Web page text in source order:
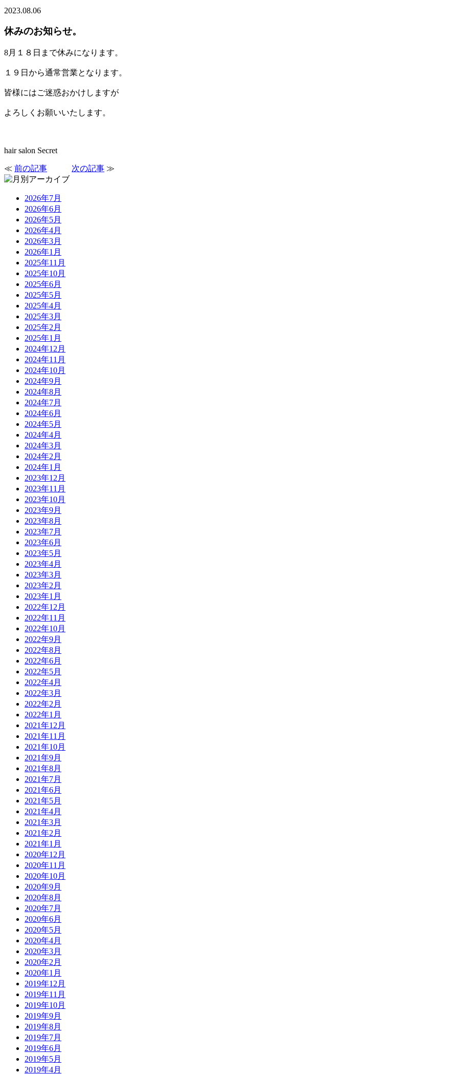
2023.08.06
休みのお知らせ。
8月１８日まで休みになります。
１９日から通常営業となります。
皆様にはご迷惑おかけしますが
よろしくお願いいたします。
hair salon Secret
≪ 前の記事 次の記事 ≫
2026年7月
2026年6月
2026年5月
2026年4月
2026年3月
2026年1月
2025年11月
2025年10月
2025年6月
2025年5月
2025年4月
2025年3月
2025年2月
2025年1月
2024年12月
2024年11月
2024年10月
2024年9月
2024年8月
2024年7月
2024年6月
2024年5月
2024年4月
2024年3月
2024年2月
2024年1月
2023年12月
2023年11月
2023年10月
2023年9月
2023年8月
2023年7月
2023年6月
2023年5月
2023年4月
2023年3月
2023年2月
2023年1月
2022年12月
2022年11月
2022年10月
2022年9月
2022年8月
2022年6月
2022年5月
2022年4月
2022年3月
2022年2月
2022年1月
2021年12月
2021年11月
2021年10月
2021年9月
2021年8月
2021年7月
2021年6月
2021年5月
2021年4月
2021年3月
2021年2月
2021年1月
2020年12月
2020年11月
2020年10月
2020年9月
2020年8月
2020年7月
2020年6月
2020年5月
2020年4月
2020年3月
2020年2月
2020年1月
2019年12月
2019年11月
2019年10月
2019年9月
2019年8月
2019年7月
2019年6月
2019年5月
2019年4月